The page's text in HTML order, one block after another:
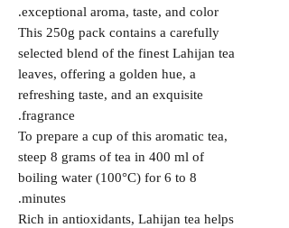
exceptional aroma, taste, and color.
This 250g pack contains a carefully
selected blend of the finest Lahijan tea
leaves, offering a golden hue, a
refreshing taste, and an exquisite
fragrance.
To prepare a cup of this aromatic tea,
steep 8 grams of tea in 400 ml of
boiling water (100°C) for 6 to 8
minutes.
Rich in antioxidants, Lahijan tea helps